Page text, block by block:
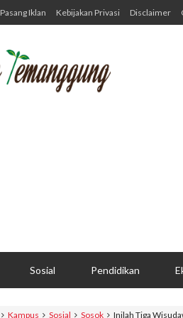
Pasang Iklan Kebijakan Privasi Disclaimer
Sosial Pendidikan
Kampus Sosial Sosok Inilah Tiga